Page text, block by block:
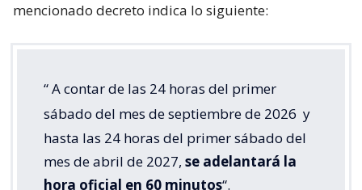
mencionado decreto indica lo siguiente:
“A contar de las 24 horas del primer
sábado del mes de septiembre de 2026 y
hasta las 24 horas del primer sábado del
mes de abril de 2027, se adelantará la
hora oficial en 60 minutos“.